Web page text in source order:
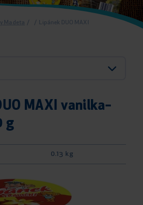
Madeta / / Lipánek DUO MAXI
MAXI vanilka–
g
0.13 kg